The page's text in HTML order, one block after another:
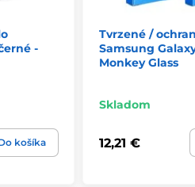
-
košíka
Tvrzené /
Samsung
Monkey Glass
Skladom
12,21 €